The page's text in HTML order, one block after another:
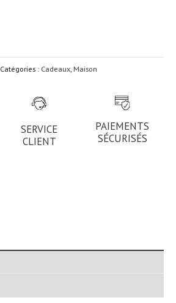
Catégories : Cadeaux, Maison
SERVICE
CLIENT
PAIEMENTS
SÉCURISÉS